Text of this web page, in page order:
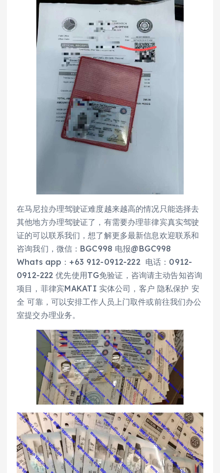
在马尼拉办理驾驶证难度越来越高的情况只能选择去
其他地方办理驾驶证了，有需要办理菲律宾真实驾驶
证的可以联系我们，想了解更多最新信息欢迎联系和
咨询我们，微信：BGC998 电报@BGC998
Whats app：+63 912-0912-222 电话：0912-
0912-222 优先使用TG免验证，咨询请主动告知咨询
项目，菲律宾MAKATI 实体公司，客户 隐私保护 安
全 可靠，可以安排工作人员上门取件或前往我们办公
室提交办理业务。